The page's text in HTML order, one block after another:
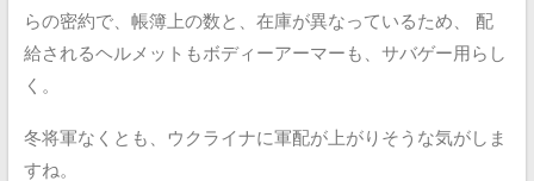
らの密約で、帳簿上の数と、在庫が異なっているため、
配
給されるヘルメットもボディーアーマーも、サバゲー用らし
く。
冬将軍なくとも、ウクライナに軍配が上がりそうな気がしま
すね。